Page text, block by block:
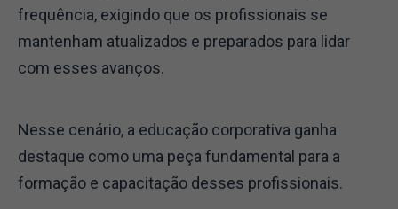
frequência, exigindo que os profissionais se
mantenham atualizados e preparados para lidar
com esses avanços.
Nesse cenário, a educação corporativa ganha
destaque como uma peça fundamental para a
formação e capacitação desses profissionais.